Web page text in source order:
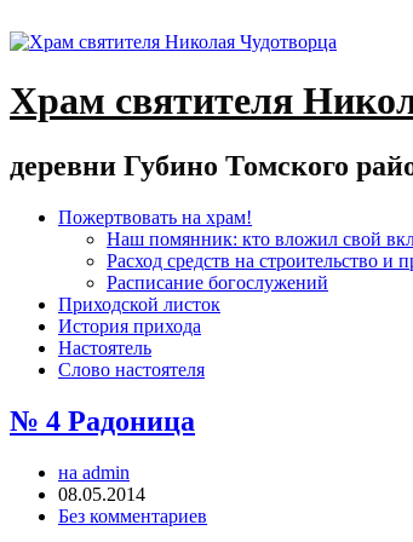
Храм святителя
деревни Губино Томского
Пожертвовать на храм!
Наш помянник: кто вложил свой
Расход средств на строительство и
Расписание богослужений
Приходской листок
История прихода
Настоятель
Слово настоятеля
№ 4 Радоница
на admin
08.05.2014
Без комментариев